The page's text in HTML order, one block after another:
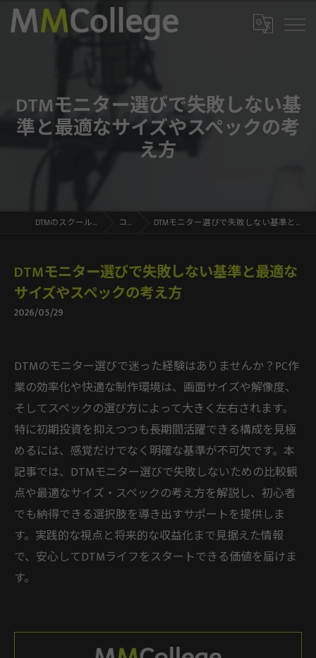
DTMモニター選びで失敗しない基
準と最適なサイズやスペックの考
え方
DTMのスクールならMMCollege コラム DTMモニター選びで失敗しない基準と最適なサイズやスペックの考え方
DTMモニター選びで失敗しない基準と最適な
サイズやスペックの考え方
2026/05/29
DTMのモニター選びで迷った経験はありませんか？PC作
業の効率化や快適な制作環境は、画面サイズや解像度、
そしてスペックの選び方によって大きく左右されます。
特に初期投資を抑えつつも長期間活躍できる構成を見極
めるには、感覚だけでなく明確な基準が不可欠です。本
記事では、DTMモニター選びで失敗しないための比較観
点や最適なサイズ・スペックの考え方を解説し、初心者
でも納得できる選択肢を導き出すサポートを提供しま
す。実践的な視点と将来的な収益化まで見据えた情報
で、安心してDTMライフをスタートできる価値を届けま
す。